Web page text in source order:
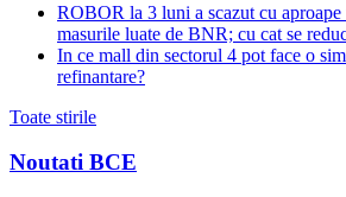
ROBOR la 3 luni a scazut cu aproape
masurile luate de BNR; cu cat se
In ce mall din sectorul 4 pot face o
refinantare?
Toate stirile
Noutati BCE